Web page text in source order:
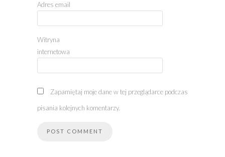
Adres email
Witryna
internetowa
Zapamiętaj moje dane w tej przeglądarce podczas
pisania kolejnych komentarzy.